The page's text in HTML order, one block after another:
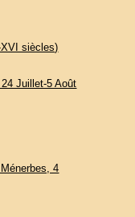
siècles)
Juillet-5 Août
4